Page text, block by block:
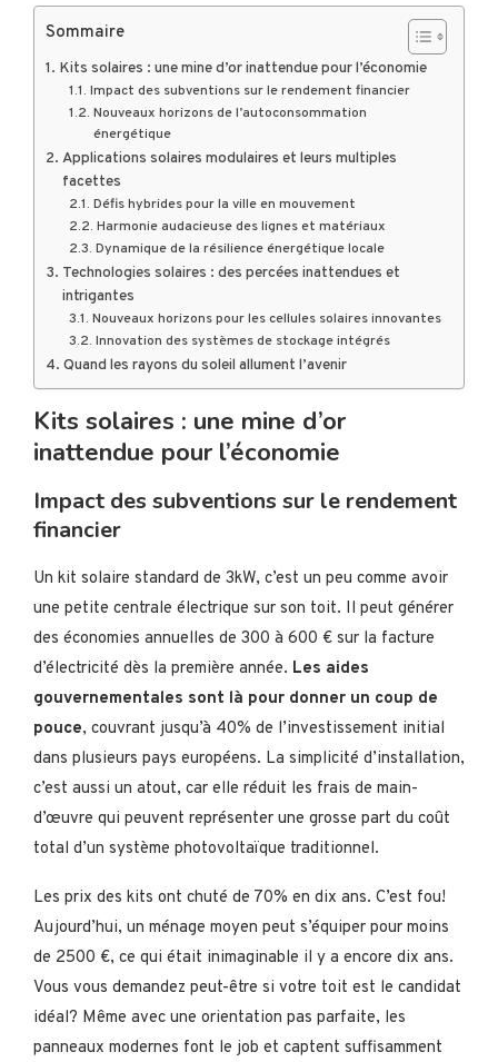
Sommaire
Kits solaires : une mine d’or inattendue pour l’économie
Impact des subventions sur le rendement financier
Nouveaux horizons de l’autoconsommation
énergétique
Applications solaires modulaires et leurs multiples
facettes
Défis hybrides pour la ville en mouvement
Harmonie audacieuse des lignes et matériaux
Dynamique de la résilience énergétique locale
Technologies solaires : des percées inattendues et
intrigantes
Nouveaux horizons pour les cellules solaires innovantes
Innovation des systèmes de stockage intégrés
Quand les rayons du soleil allument l’avenir
Kits solaires : une mine d’or
inattendue pour l’économie
Impact des subventions sur le rendement
financier
Un kit solaire standard de 3kW, c’est un peu comme avoir
une petite centrale électrique sur son toit. Il peut générer
des économies annuelles de 300 à 600 € sur la facture
d’électricité dès la première année. Les aides
gouvernementales sont là pour donner un coup de
pouce, couvrant jusqu’à 40% de l’investissement initial
dans plusieurs pays européens. La simplicité d’installation,
c’est aussi un atout, car elle réduit les frais de main-
d’œuvre qui peuvent représenter une grosse part du coût
total d’un système photovoltaïque traditionnel.
Les prix des kits ont chuté de 70% en dix ans. C’est fou!
Aujourd’hui, un ménage moyen peut s’équiper pour moins
de 2500 €, ce qui était inimaginable il y a encore dix ans.
Vous vous demandez peut-être si votre toit est le candidat
idéal? Même avec une orientation pas parfaite, les
panneaux modernes font le job et captent suffisamment